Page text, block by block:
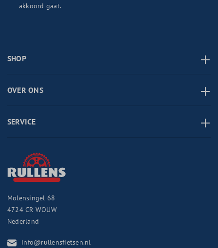
akkoord gaat.
SHOP
OVER ONS
SERVICE
Molensingel 68
4724 CR WOUW
Nederland
info@rullensfietsen.nl